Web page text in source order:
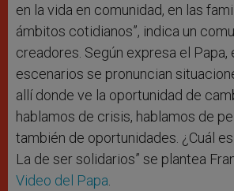
en la vida en comunidad, en las
ámbitos cotidianos”, indica un
creadores. Según expresa el
escenarios se pronuncian
allí donde ve la oportunidad de
hablamos de crisis, hablamos de
también de oportunidades. ¿Cuál
La de ser solidarios” se plantea
Video del Papa